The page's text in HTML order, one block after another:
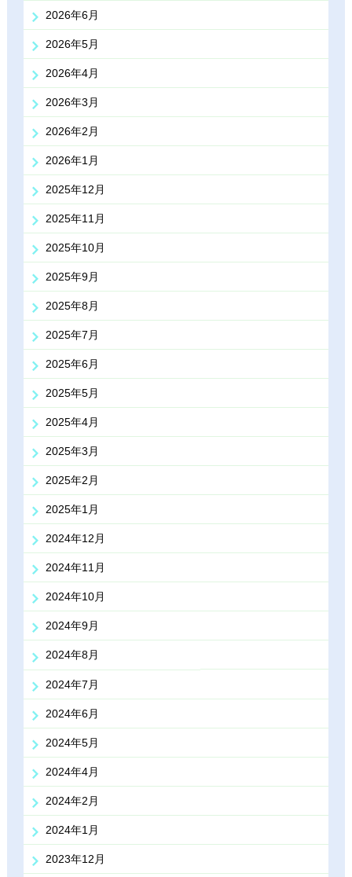
2026年6月
2026年5月
2026年4月
2026年3月
2026年2月
2026年1月
2025年12月
2025年11月
2025年10月
2025年9月
2025年8月
2025年7月
2025年6月
2025年5月
2025年4月
2025年3月
2025年2月
2025年1月
2024年12月
2024年11月
2024年10月
2024年9月
2024年8月
2024年7月
2024年6月
2024年5月
2024年4月
2024年2月
2024年1月
2023年12月